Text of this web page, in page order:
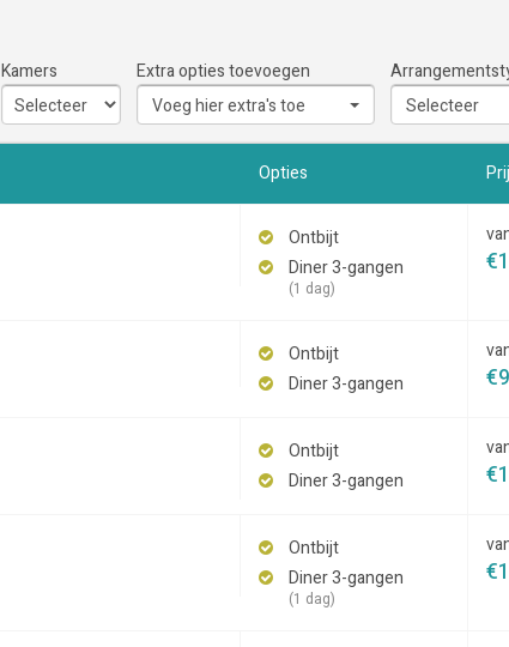
Kamers
Extra opties toevoegen
Voeg hier extra's toe
Selecteer
Opties
Ontbijt
Diner 3-gangen
(1 dag)
€
Ontbijt
Diner 3-gangen
€
Ontbijt
Diner 3-gangen
€
Ontbijt
Diner 3-gangen
(1 dag)
€